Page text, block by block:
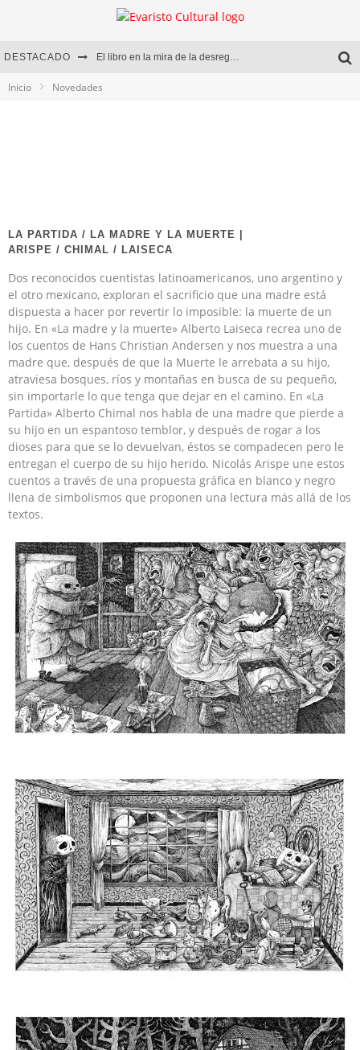
DESTACADO El libro en la mira de la desregulación
Marcelo Rubio | El llovedor
Inicio Novedades
LA PARTIDA / LA MADRE Y LA MUERTE |
ARISPE / CHIMAL / LAISECA
Dos reconocidos cuentistas latinoamericanos, uno argentino y
el otro mexicano, exploran el sacrificio que una madre está
dispuesta a hacer por revertir lo imposible: la muerte de un
hijo. En «La madre y la muerte» Alberto Laiseca recrea uno de
los cuentos de Hans Christian Andersen y nos muestra a una
madre que, después de que la Muerte le arrebata a su hijo,
atraviesa bosques, ríos y montañas en busca de su pequeño,
sin importarle lo que tenga que dejar en el camino. En «La
Partida» Alberto Chimal nos habla de una madre que pierde a
su hijo en un espantoso temblor, y después de rogar a los
dioses para que se lo devuelvan, éstos se compadecen pero le
entregan el cuerpo de su hijo herido. Nicolás Arispe une estos
cuentos a través de una propuesta gráfica en blanco y negro
llena de simbolismos que proponen una lectura más allá de los
textos.